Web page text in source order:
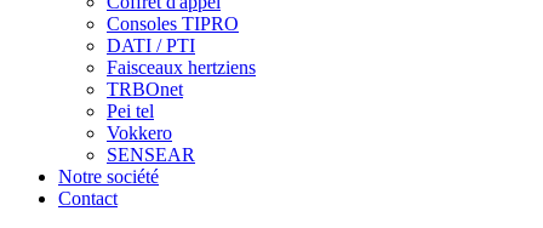
Consoles TIPRO
DATI / PTI
Faisceaux hertziens
TRBOnet
Pei tel
Vokkero
SENSEAR
Notre société
Contact